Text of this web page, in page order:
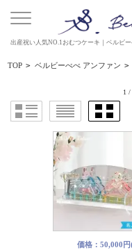
出産祝い人気NO.1おむつケーキ｜ベルビ
TOP > ベルビーべべ アンファン >
1
価格：50,000